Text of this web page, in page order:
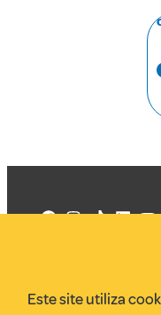
VR Assessoria
Este site utiliza